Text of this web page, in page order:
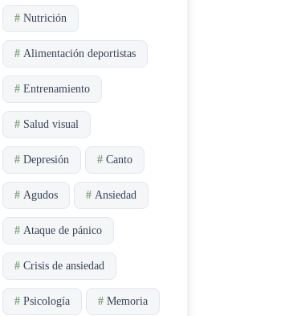
# Nutrición
# Alimentación deportistas
# Entrenamiento
# Salud visual
# Depresión # Canto
# Agudos # Ansiedad
# Ataque de pánico
# Crisis de ansiedad
# Psicología # Memoria